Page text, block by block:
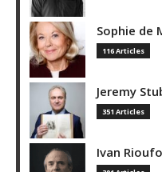
Sophie de
116 Articles
Jeremy
351 Articles
Ivan